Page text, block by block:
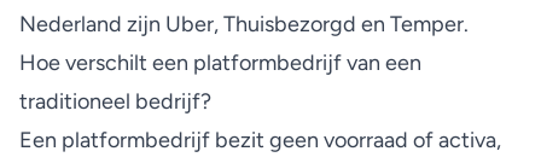
Nederland zijn Uber, Thuisbezorgd en Temper.
Hoe verschilt een platformbedrijf van een
traditioneel bedrijf?
Een platformbedrijf bezit geen voorraad of activa,